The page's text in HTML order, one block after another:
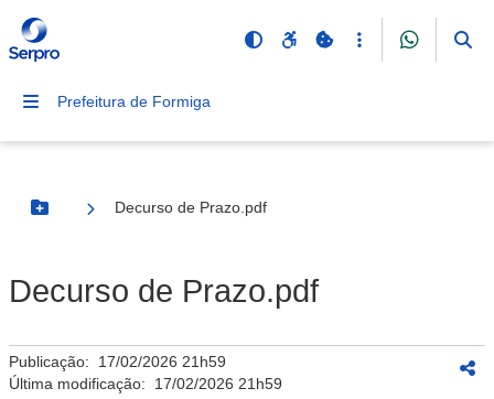
Prefeitura de Formiga
Botão Menu
Decurso de Prazo.pdf
Decurso de Prazo.pdf
Publicação: 17/02/2026 21h59
Última modificação: 17/02/2026 21h59